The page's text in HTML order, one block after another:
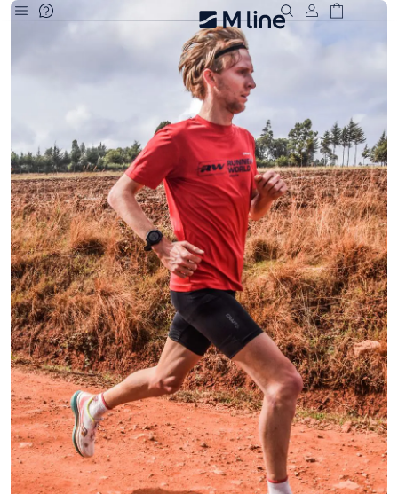
Deze site
cookies
M line plaatst
functionele,
analytische en
marketing cookies.
Dankzij functionele
cookies werkt de
website goed, terwijl
de analytische
cookies ons helpen
om de website te
verbeteren. Via de
marketing cookies
kunnen we jouw
interactie met ons
binnen en buiten
onze website te
volgen. Dat doen we
legitiem en belangrijk,